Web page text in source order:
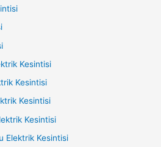
Kesintisi
Kesintisi
Kesintisi
Kesintisi
Elektrik Kesintisi